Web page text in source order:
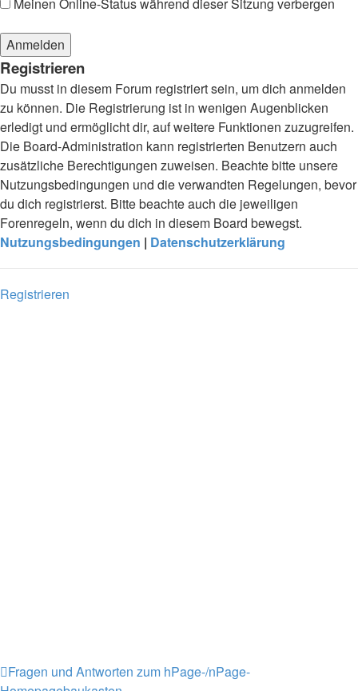
Registrieren
Du musst in diesem Forum registriert sein, um dich anmelden
zu können. Die Registrierung ist in wenigen Augenblicken
erledigt und ermöglicht dir, auf weitere Funktionen zuzugreifen.
Die Board-Administration kann registrierten Benutzern auch
zusätzliche Berechtigungen zuweisen. Beachte bitte unsere
Nutzungsbedingungen und die verwandten Regelungen, bevor
du dich registrierst. Bitte beachte auch die jeweiligen
Forenregeln, wenn du dich in diesem Board bewegst.
Nutzungsbedingungen | Datenschutzerklärung
Registrieren
Fragen und Antworten zum hPage-/nPage-